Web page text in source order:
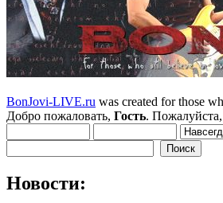
BonJovi-LIVE.ru was created for those
Добро пожаловать, Гость. Пожалуйста,
Новости: